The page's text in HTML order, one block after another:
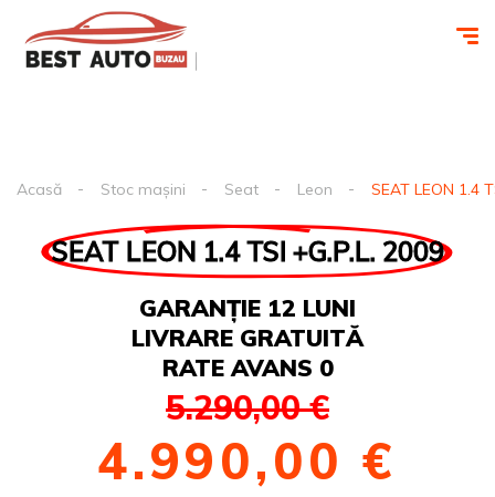
Acasă Stoc mașini Seat Leon SEAT LEON 1.4
SEAT LEON 1.4 TSI +G.P.L. 2009
GARANȚIE 12 LUNI
LIVRARE GRATUITĂ
RATE AVANS 0
5.290,00 €
4.990,00 €